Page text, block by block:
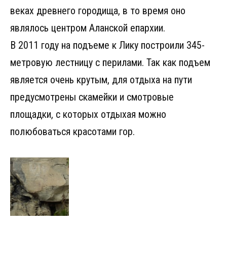
веках древнего городища, в то время оно
являлось центром Аланской епархии.
В 2011 году на подъеме к Лику построили 345-
метровую лестницу с перилами. Так как подъем
является очень крутым, для отдыха на пути
предусмотрены скамейки и смотровые
площадки, с которых отдыхая можно
полюбоваться красотами гор.